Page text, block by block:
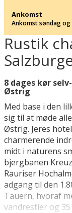
Rustik
8 dages kør
Østrig
Med base i den
sig til at møde
Østrig. Jeres
charmerende
midt i naturens
bjergbanen
Rauriser
adgang til den
Tauern, hvoraf
vandrestier og
Ankomst
Ankomst søndag og